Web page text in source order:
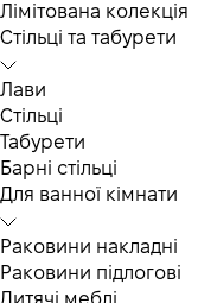
Лімітована колекція
Стільці та табурети
Лави
Стільці
Табурети
Барні стільці
Для ванної кімнати
Раковини накладні
Раковини підлогові
Дитячі меблі